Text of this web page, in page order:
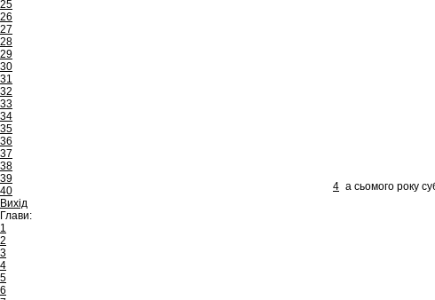
25
26
27
28
29
30
31
32
33
34
35
36
37
38
39
40
Вихід
Глави:
1
2
3
4
5
6
4 а сьомого року